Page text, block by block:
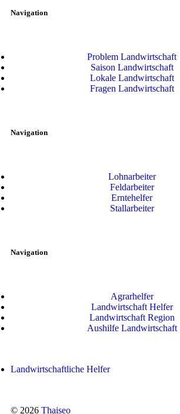
Navigation
Problem Landwirtschaft
Saison Landwirtschaft
Lokale Landwirtschaft
Fragen Landwirtschaft
Navigation
Lohnarbeiter
Feldarbeiter
Erntehelfer
Stallarbeiter
Navigation
Agrarhelfer
Landwirtschaft Helfer
Landwirtschaft Region
Aushilfe Landwirtschaft
© 2026 Thaiseo
Landwirtschaftliche Helfer